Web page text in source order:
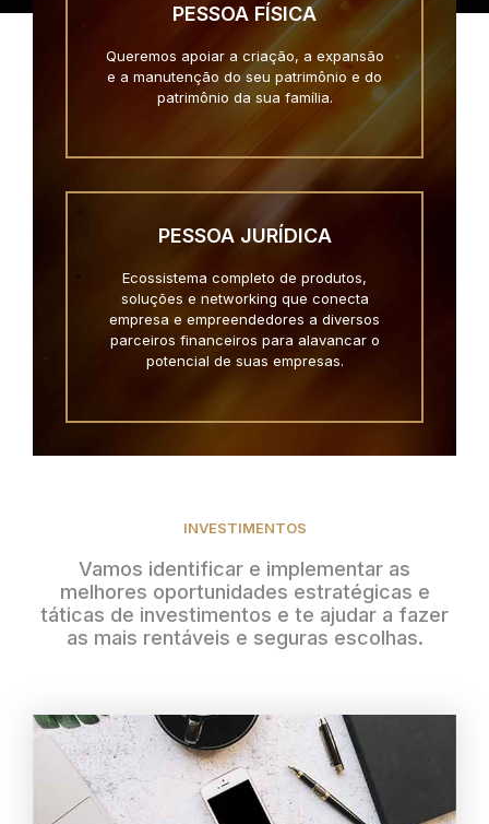
PESSOA FÍSICA
Queremos apoiar a criação, a expansão
e a manutenção do seu patrimônio e do
patrimônio da sua família.
PESSOA JURÍDICA
Ecossistema completo de produtos,
soluções e networking que conecta
empresa e empreendedores a diversos
parceiros financeiros para alavancar o
potencial de suas empresas.
INVESTIMENTOS
Vamos identificar e implementar as
melhores oportunidades estratégicas e
táticas de investimentos e te ajudar a fazer
as mais rentáveis e seguras escolhas.